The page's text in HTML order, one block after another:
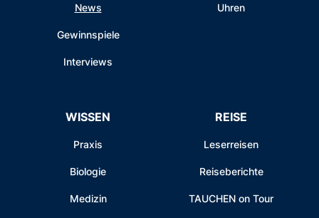
News
Gewinnspiele
Interviews
Uhren
WISSEN
Praxis
Biologie
Medizin
REISE
Leserreisen
Reiseberichte
TAUCHEN on Tour